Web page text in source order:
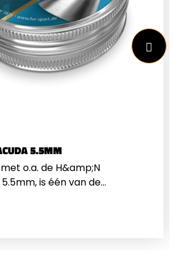
De totale lengte is 113,5cm bij
van 2,75kg. Prima buks om
met de schietsport!
5.5MM
o.a. de H&amp;N
is één van de
Ze zijn bekend